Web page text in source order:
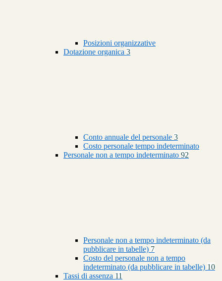
Posizioni organizzative
Dotazione organica 3
Conto annuale del personale 3
Costo personale tempo indeterminato
Personale non a tempo indeterminato 92
Personale non a tempo indeterminato (da
pubblicare in tabelle) 7
Costo del personale non a tempo
indeterminato (da pubblicare in tabelle) 10
Tassi di assenza 11